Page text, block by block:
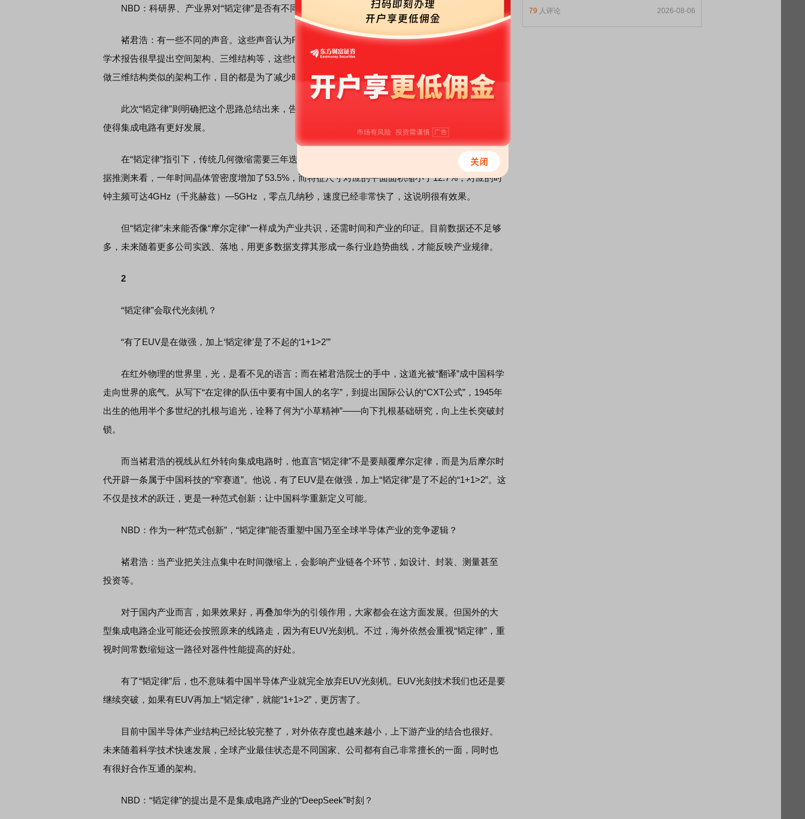
NBD：科研界、产业界对“韬定律”是否有不同观点？其能否成为行业通用的新型规律总结？
褚君浩：有一些不同的声音。这些声音认为RC时间常数在物理学、电路中都是熟知的，也有很多
学术报告很早提出空间架构、三维结构等，这些也都是事实。最近几年，国内外集成电路产业也都在
做三维结构类似的架构工作，目的都是为了减少时间常数，但并没有突出强调出来。
此次“韬定律”则明确把这个思路总结出来，告诉大家可以从架构、原理、材料等方面下功夫，从而
使得集成电路有更好发展。
在“韬定律”指引下，传统几何微缩需要三年迭代才能达到的幅度，华为用一代逻辑折叠完成。从数
据推测来看，一年时间晶体管密度增加了53.5%，而特征尺寸对应的平面面积缩小了12.7%，对应的时
钟主频可达4GHz（千兆赫兹）—5GHz ，零点几纳秒，速度已经非常快了，这说明很有效果。
但“韬定律”未来能否像“摩尔定律”一样成为产业共识，还需时间和产业的印证。目前数据还不足够
多，未来随着更多公司实践、落地，用更多数据支撑其形成一条行业趋势曲线，才能反映产业规律。
2
“韬定律”会取代光刻机？
“有了EUV是在做强，加上‘韬定律’是了不起的‘1+1>2’”
在红外物理的世界里，光，是看不见的语言；而在褚君浩院士的手中，这道光被“翻译”成中国科学
走向世界的底气。从写下“在定律的队伍中要有中国人的名字”，到提出国际公认的“CXT公式”，1945年
出生的他用半个多世纪的扎根与追光，诠释了何为“小草精神”——向下扎根基础研究，向上生长突破封
锁。
而当褚君浩的视线从红外转向集成电路时，他直言“韬定律”不是要颠覆摩尔定律，而是为后摩尔时
代开辟一条属于中国科技的“窄赛道”。他说，有了EUV是在做强，加上“韬定律”是了不起的“1+1>2”。这
不仅是技术的跃迁，更是一种范式创新：让中国科学重新定义可能。
NBD：作为一种“范式创新”，“韬定律”能否重塑中国乃至全球半导体产业的竞争逻辑？
褚君浩：当产业把关注点集中在时间微缩上，会影响产业链各个环节，如设计、封装、测量甚至
投资等。
对于国内产业而言，如果效果好，再叠加华为的引领作用，大家都会在这方面发展。但国外的大
型集成电路企业可能还会按照原来的线路走，因为有EUV光刻机。不过，海外依然会重视“韬定律”，重
视时间常数缩短这一路径对器件性能提高的好处。
有了“韬定律”后，也不意味着中国半导体产业就完全放弃EUV光刻机。EUV光刻技术我们也还是要
继续突破，如果有EUV再加上“韬定律”，就能“1+1>2”，更厉害了。
目前中国半导体产业结构已经比较完整了，对外依存度也越来越小，上下游产业的结合也很好。
未来随着科学技术快速发展，全球产业最佳状态是不同国家、公司都有自己非常擅长的一面，同时也
有很好合作互通的架构。
NBD：“韬定律”的提出是不是集成电路产业的“DeepSeek”时刻？
79 人评论 2026-08-06